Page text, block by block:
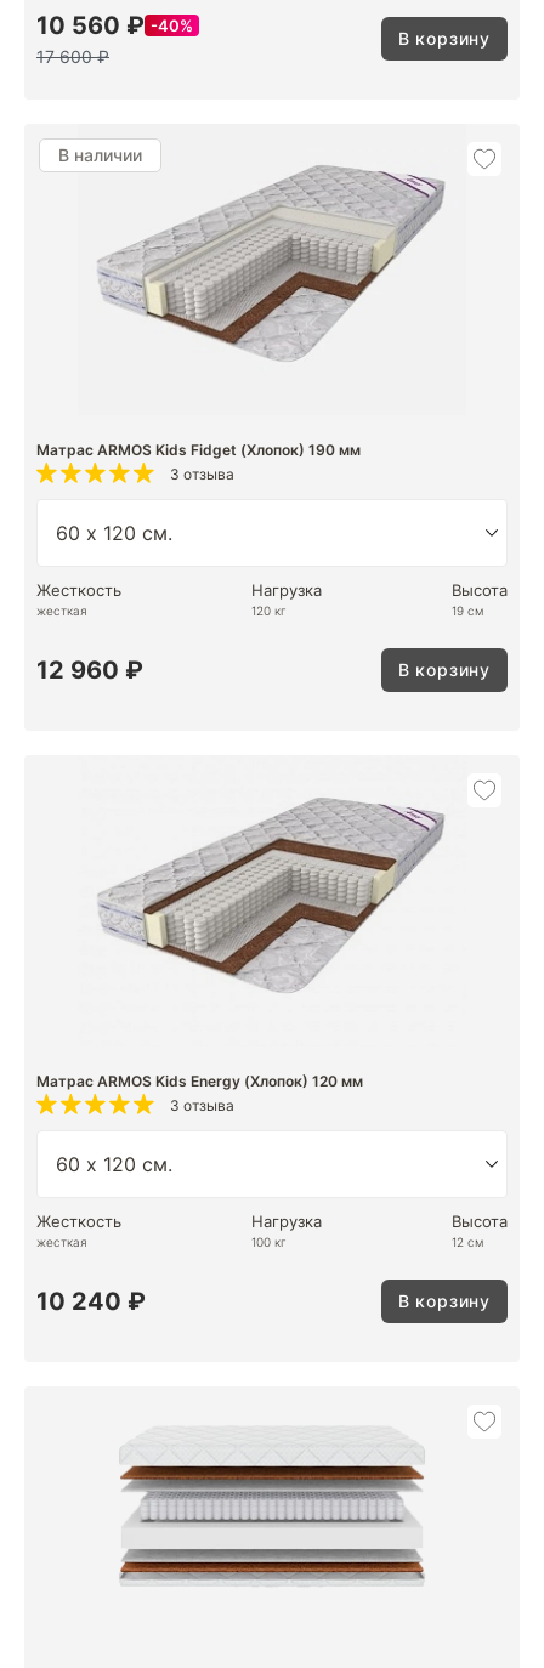
10 560 ₽ 40%
17 600 ₽
В корзину
В наличии
Матрас ARMOS Kids Fidget (Хлопок) 190 мм
3 отзыва
Жесткость
жесткая
Нагрузка
120 кг
Высота
19 см
12 960 ₽ В корзину
Матрас ARMOS Kids Energy (Хлопок) 120 мм
3 отзыва
Жесткость
жесткая
Нагрузка
100 кг
Высота
12 см
10 240 ₽ В корзину